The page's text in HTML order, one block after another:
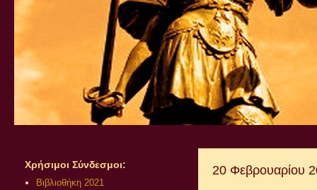
20 Φεβρουαρίου
Χρήσιμοι Σύνδεσμοι:
Βιβλιοθήκη 2021